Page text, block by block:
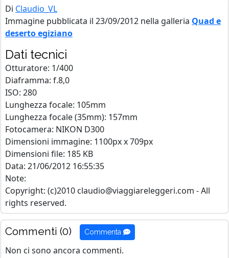
Di Claudio_VL
Immagine pubblicata il 23/09/2012 nella galleria Quad e
deserto egiziano
Dati tecnici
Otturatore: 1/400
Diaframma: f.8,0
ISO: 280
Lunghezza focale: 105mm
Lunghezza focale (35mm): 157mm
Fotocamera: NIKON D300
Dimensioni immagine: 1100px x 709px
Dimensioni file: 185 KB
Data: 21/06/2012 16:55:35
Note:
Copyright: (c)2010 claudio@viaggiareleggeri.com - All
rights reserved.
Commenti (0) Commenta
Non ci sono ancora commenti.